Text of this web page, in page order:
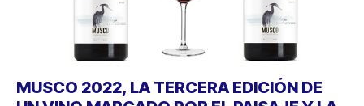
MUSCO 2022, LA TERCERA EDICIÓN DE